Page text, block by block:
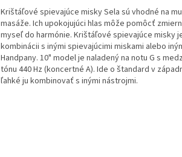
Krištáľové spievajúce misky Sela sú vhodné na
masáže. Ich upokojujúci hlas môže pomôcť
myseľ do harmónie. Krištáľové spievajúce misky
kombinácii s inými spievajúcimi miskami alebo
Handpany. 10" model je naladený na notu G s
tónu 440 Hz (koncertné A). Ide o štandard v
ľahké ju kombinovať s inými nástrojmi.